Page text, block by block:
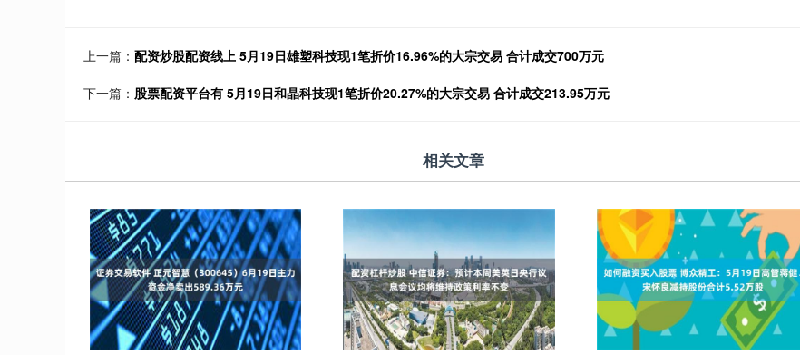
上一篇： 配资炒股配资线上 5月19日雄塑科技现1笔折价16.96%的大宗交易 合计成交700万元
下一篇： 股票配资平台有 5月19日和晶科技现1笔折价20.27%的大宗交易 合计成交213.95万元
相关文章